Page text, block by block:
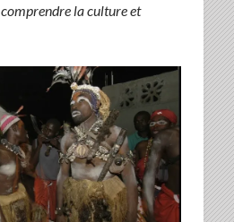
la culture et